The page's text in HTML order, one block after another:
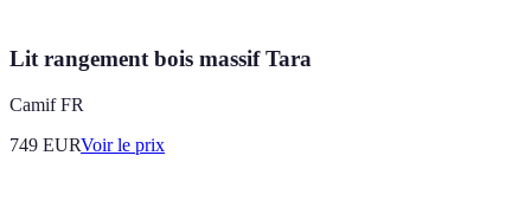
Lit rangement bois massif Tara
Camif FR
749 EURVoir le prix